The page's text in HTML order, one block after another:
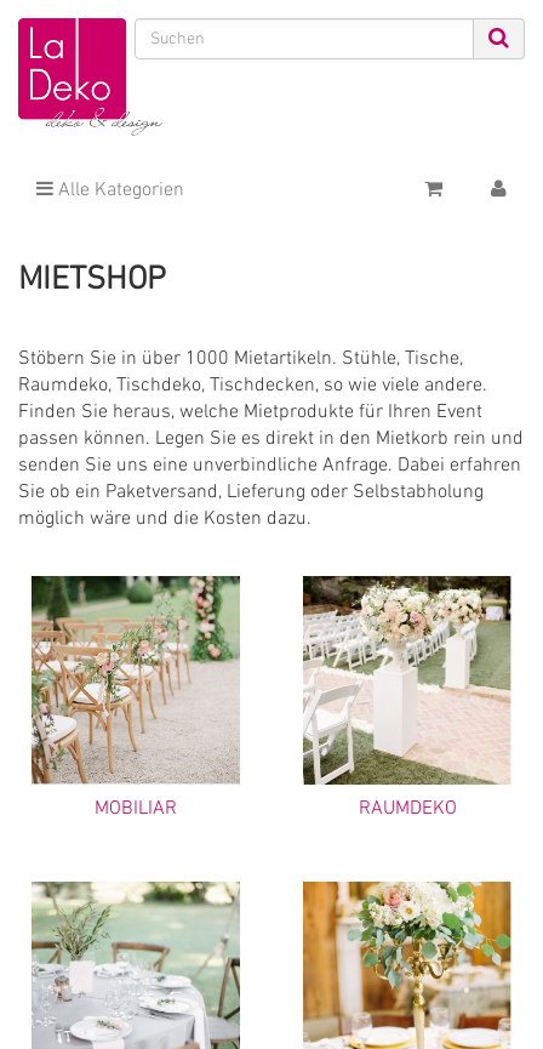
Alle Kategorien
MIETSHOP
Stöbern Sie in über 1000 Mietartikeln. Stühle, Tische,
Raumdeko, Tischdeko, Tischdecken, so wie viele andere.
Finden Sie heraus, welche Mietprodukte für Ihren Event
passen können. Legen Sie es direkt in den Mietkorb rein und
senden Sie uns eine unverbindliche Anfrage. Dabei erfahren
Sie ob ein Paketversand, Lieferung oder Selbstabholung
möglich wäre und die Kosten dazu.
MOBILIAR RAUMDEKO